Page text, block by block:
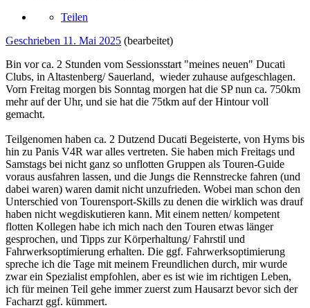
Teilen
Geschrieben 11. Mai 2025 (bearbeitet)
Bin vor ca. 2 Stunden vom Sessionsstart "meines neuen" Ducati
Clubs, in Altastenberg/ Sauerland, wieder zuhause aufgeschlagen.
Vorn Freitag morgen bis Sonntag morgen hat die SP nun ca. 750km
mehr auf der Uhr, und sie hat die 75tkm auf der Hintour voll
gemacht.
Teilgenomen haben ca. 2 Dutzend Ducati Begeisterte, von Hyms bis
hin zu Panis V4R war alles vertreten. Sie haben mich Freitags und
Samstags bei nicht ganz so unflotten Gruppen als Touren-Guide
voraus ausfahren lassen, und die Jungs die Rennstrecke fahren (und
dabei waren) waren damit nicht unzufrieden. Wobei man schon den
Unterschied von Tourensport-Skills zu denen die wirklich was drauf
haben nicht wegdiskutieren kann. Mit einem netten/ kompetent
flotten Kollegen habe ich mich nach den Touren etwas länger
gesprochen, und Tipps zur Körperhaltung/ Fahrstil und
Fahrwerksoptimierung erhalten. Die ggf. Fahrwerksoptimierung
spreche ich die Tage mit meinem Freundlichen durch, mir wurde
zwar ein Spezialist empfohlen, aber es ist wie im richtigen Leben,
ich für meinen Teil gehe immer zuerst zum Hausarzt bevor sich der
Facharzt ggf. kümmert.